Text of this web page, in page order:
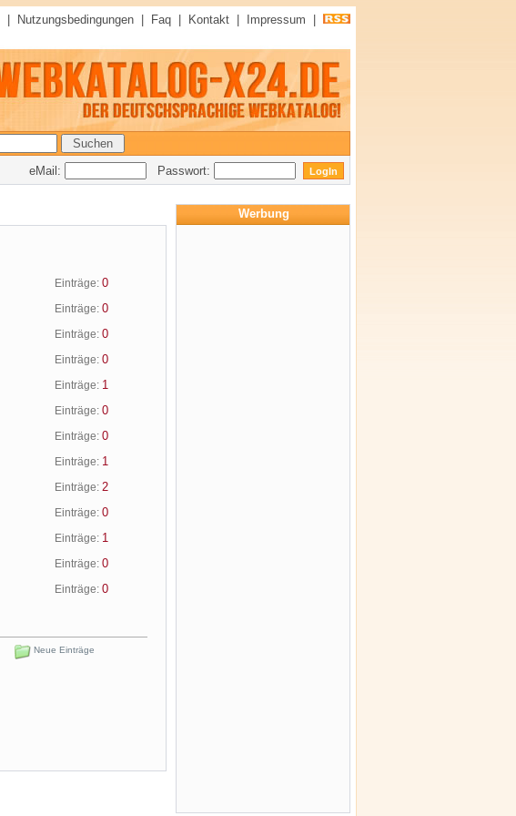
Nutzungsbedingungen Faq Kontakt Impressum
eMail: Passwort:
Einträge: 0
Einträge: 0
Einträge: 0
Einträge: 0
Einträge: 1
Einträge: 0
Einträge: 0
Einträge: 1
Einträge: 2
Einträge: 0
Einträge: 1
Einträge: 0
Einträge: 0
Neue Einträge
Werbung